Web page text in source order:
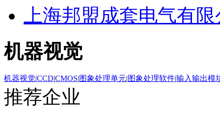
上海邦盟成套电气有
机器视觉
机器视觉|CCD|CMOS|图象处理单元|图象处理软件|输入输出模
推荐企业